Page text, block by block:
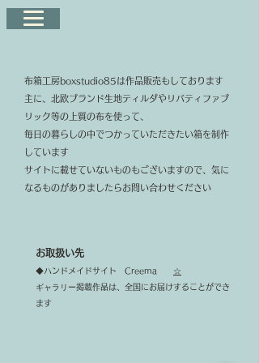
布箱工房boxstudio85は作品販売もしております
主に、北欧ブランド生地ティルダやリバティファブ
リック等の上質の布を使って、
毎日の暮らしの中でつかっていただきたい箱を制作
しています
サイトに載せていないものもございますので、気に
なるものがありましたらお問い合わせください
お取扱い先
◆ハンドメイドサイト Creema ☆
ギャラリー掲載作品は、 全国にお届けすることができ
ます